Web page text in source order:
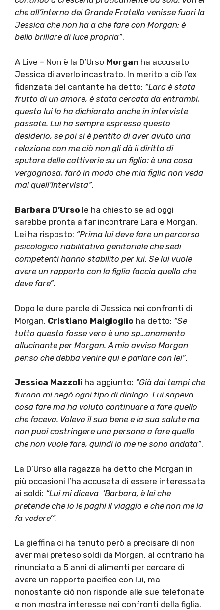
che all’interno del Grande Fratello venisse fuori la
Jessica che non ha a che fare con Morgan: è
bello brillare di luce propria”.
A Live – Non è la D’Urso Morgan ha accusato
Jessica di averlo incastrato. In merito a ciò l’ex
fidanzata del cantante ha detto: “Lara è stata
frutto di un amore, è stata cercata da entrambi,
questo lui lo ha dichiarato anche in interviste
passate. Lui ha sempre espresso questo
desiderio, se poi si è pentito di aver avuto una
relazione con me ciò non gli dà il diritto di
sputare delle cattiverie su un figlio: è una cosa
vergognosa, farò in modo che mia figlia non veda
mai quell’intervista”.
Barbara D’Urso le ha chiesto se ad oggi
sarebbe pronta a far incontrare Lara e Morgan.
Lei ha risposto: “Prima lui deve fare un percorso
psicologico riabilitativo genitoriale che sedi
competenti hanno stabilito per lui. Se lui vuole
avere un rapporto con la figlia faccia quello che
deve fare”.
Dopo le dure parole di Jessica nei confronti di
Morgan, Cristiano Malgioglio ha detto: “Se
tutto questo fosse vero è uno sp…anamento
allucinante per Morgan. A mio avviso Morgan
penso che debba venire qui e parlare con lei”.
Jessica Mazzoli ha aggiunto: “Già dai tempi che
furono mi negò ogni tipo di dialogo. Lui sapeva
cosa fare ma ha voluto continuare a fare quello
che faceva. Volevo il suo bene e la sua salute ma
non puoi costringere una persona a fare quello
che non vuole fare, quindi io me ne sono andata”.
La D’Urso alla ragazza ha detto che Morgan in
più occasioni l’ha accusata di essere interessata
ai soldi: “Lui mi diceva ‘Barbara, è lei che
pretende che io le paghi il viaggio e che non me la
fa vedere’“.
La gieffina ci ha tenuto però a precisare di non
aver mai preteso soldi da Morgan, al contrario ha
rinunciato a 5 anni di alimenti per cercare di
avere un rapporto pacifico con lui, ma
nonostante ciò non risponde alle sue telefonate
e non mostra interesse nei confronti della figlia.